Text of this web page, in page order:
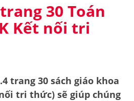
30 Toán
Kết nối tri
trang 30 sách giáo khoa
tri thức) sẽ giúp chúng